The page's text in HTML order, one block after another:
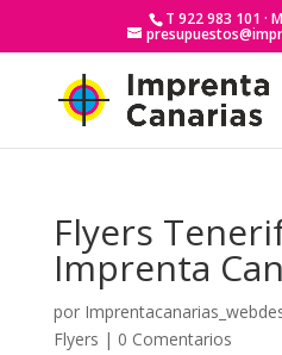
T 922 983 101 ·
Flyers
Imprenta
por
Flyers | 0 Comentarios